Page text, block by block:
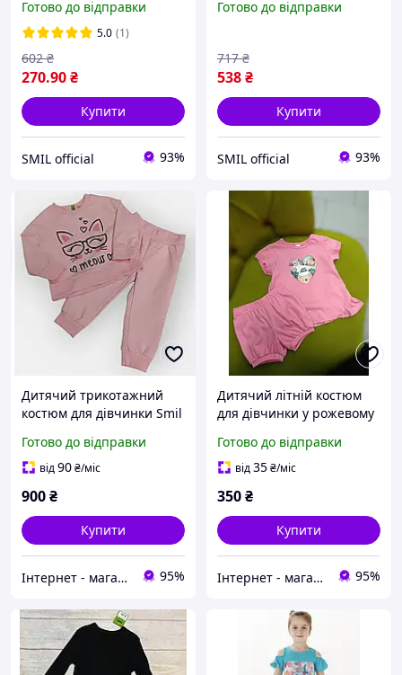
брюки для дівчинки,
теплий комплект, розмір
122, 128, 134
Готово до відправки
5.0 (1)
270.90₴
602 ₴
Купити
SMIL official 93%
Селяник | Оригінальний,
для дівчинки SMIL 116643
Готово до відправки
538₴
717 ₴
Купити
SMIL official 93%
Дитячий трикотажний
костюм для дівчинки Smil
Готово до відправки
від90₴/міс
900₴
Купити
Інтернет - магазин одягу та взуття Зiрочка 95%
Дитячий літній костюм
для дівчинки у рожевому
(розміри уточнюйте)
Готово до відправки
від35₴/міс
350₴
Купити
Інтернет - магазин одягу та взуття Зiрочка 95%